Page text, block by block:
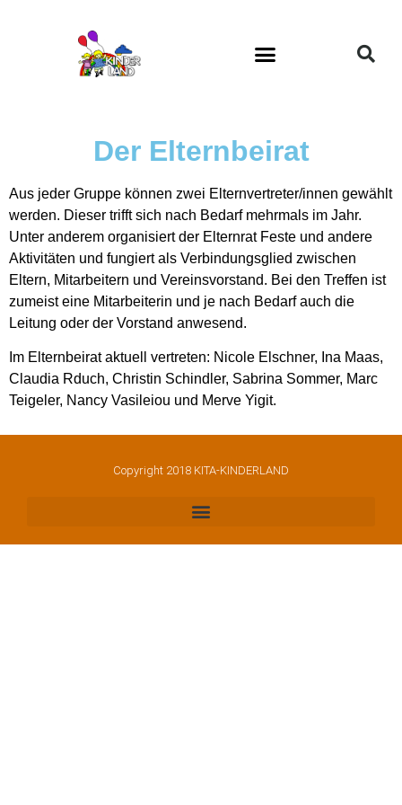
Der Elternbeirat
Aus jeder Gruppe können zwei Elternvertreter/innen gewählt
werden. Dieser trifft sich nach Bedarf mehrmals im Jahr.
Unter anderem organisiert der Elternrat Feste und andere
Aktivitäten und fungiert als Verbindungsglied zwischen
Eltern, Mitarbeitern und Vereinsvorstand. Bei den Treffen ist
zumeist eine Mitarbeiterin und je nach Bedarf auch die
Leitung oder der Vorstand anwesend.
Im Elternbeirat aktuell vertreten: Nicole Elschner, Ina Maas,
Claudia Rduch, Christin Schindler, Sabrina Sommer, Marc
Teigeler, Nancy Vasileiou und Merve Yigit.
Copyright 2018 KITA-KINDERLAND